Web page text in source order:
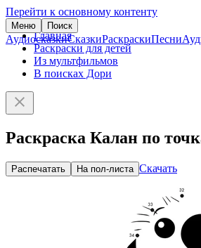
Перейти к основному контенту
Меню Поиск
АудиосказкиСказкиРаскраскиПесни
Главная
Раскраски для детей
Из мультфильмов
В поисках Дори
Раскраска Калан по
Распечатать На пол-листа Скачать